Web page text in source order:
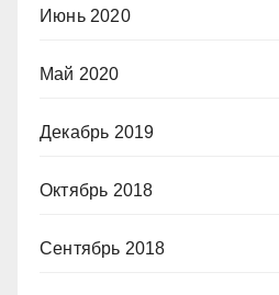
Июнь 2020
Май 2020
Декабрь 2019
Октябрь 2018
Сентябрь 2018